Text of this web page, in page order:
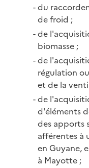
du
de froid ;
de
biomasse ;
de
régulation
et de la
de
d'éléments
des apports
afférentes à
en Guyane,
à Mayotte ;